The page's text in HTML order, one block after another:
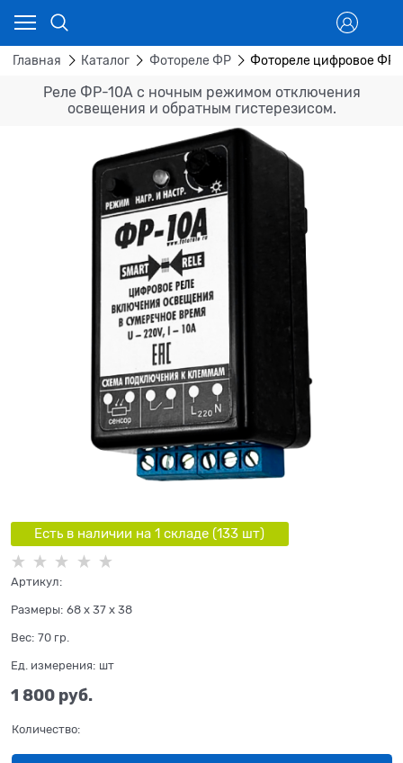
Главная Каталог Фотореле ФР Фотореле цифровое ФР-
Реле ФР-10А с ночным режимом отключения
освещения и обратным гистерезисом.
Есть в наличии на 1 складe (133 шт)
Артикул:
Размеры: 68 x 37 x 38
Вес: 70 гр.
Ед. измерения: шт
1 800 руб.
Количество: